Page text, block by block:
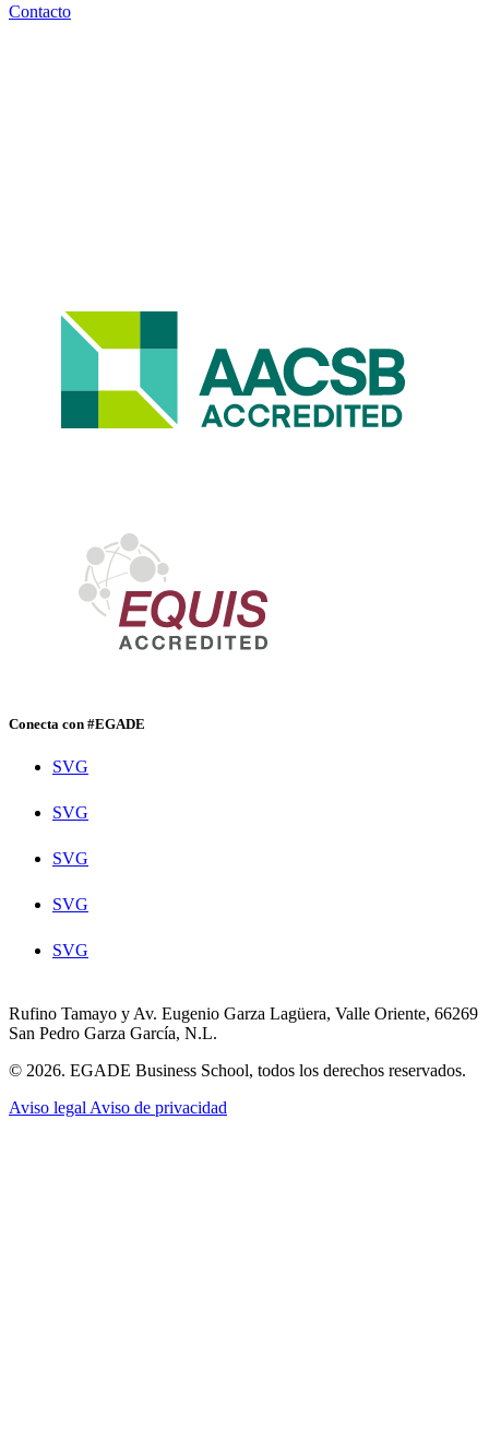
Contacto
Conecta con #EGADE
SVG
SVG
SVG
SVG
SVG
Rufino Tamayo y Av. Eugenio Garza Lagüera, Valle Oriente, 66269
San Pedro Garza García, N.L.
© 2026. EGADE Business School, todos los derechos reservados.
Aviso legal Aviso de privacidad